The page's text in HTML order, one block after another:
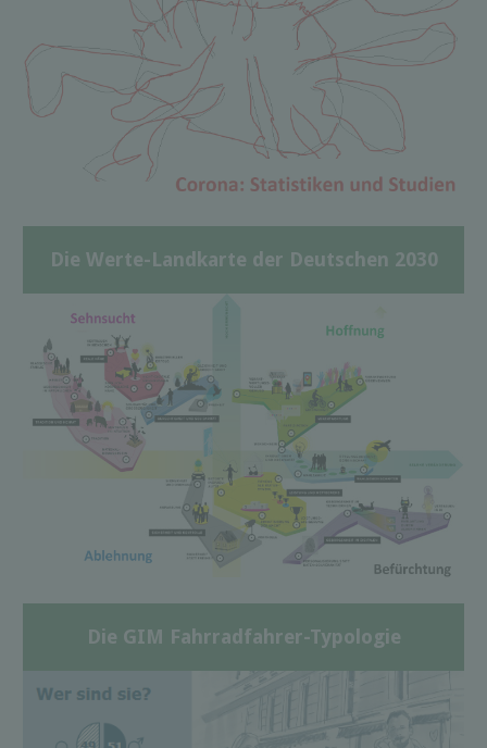
Die Werte-Landkarte der Deutschen 2030
Die GIM Fahrradfahrer-Typologie